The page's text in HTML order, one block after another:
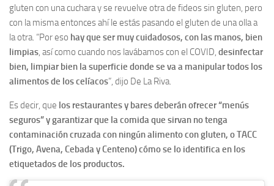
gluten con una cuchara y se revuelve otra de fideos sin gluten, pero
con la misma entonces ahí le estás pasando el gluten de una olla a
la otra. “Por eso hay que ser muy cuidadosos, con las manos, bien
limpias, así como cuando nos lavábamos con el COVID, desinfectar
bien, limpiar bien la superficie donde se va a manipular todos los
alimentos de los celíacos”, dijo De La Riva.
Es decir, que los restaurantes y bares deberán ofrecer “menús
seguros” y garantizar que la comida que sirvan no tenga
contaminación cruzada con ningún alimento con gluten, o TACC
(Trigo, Avena, Cebada y Centeno) cómo se lo identifica en los
etiquetados de los productos.